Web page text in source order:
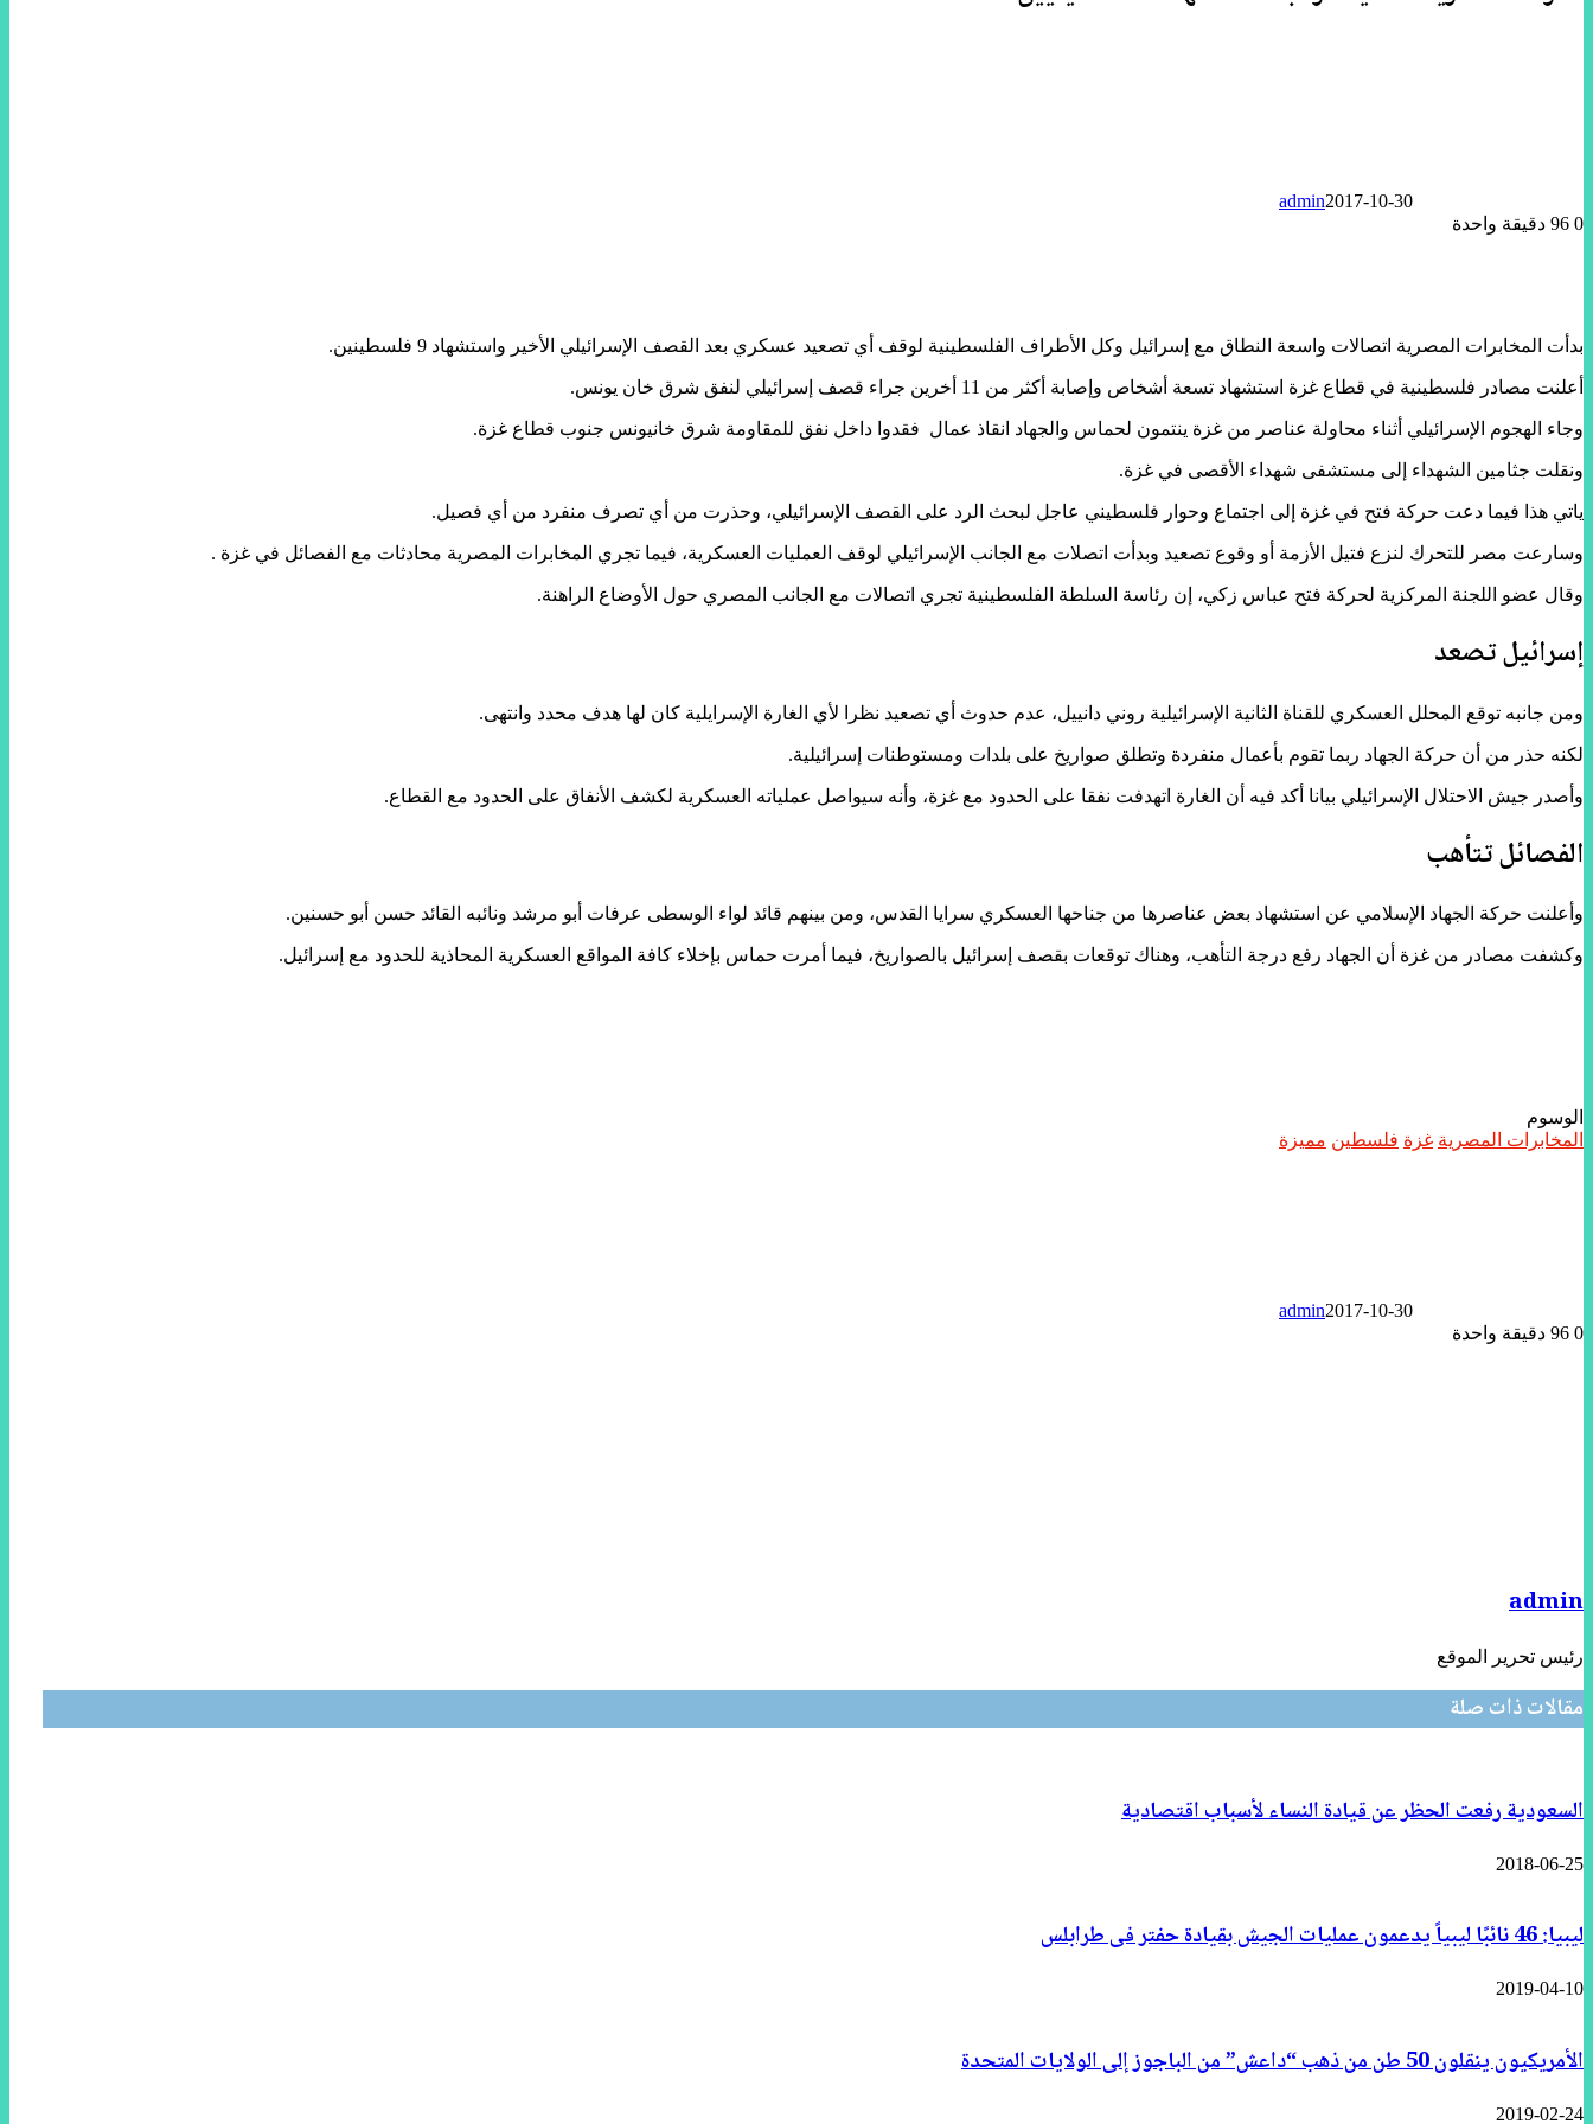
admin2017-10-30
0
دقيقة واحدة
بدأت المخابرات المصرية اتصالات واسعة النطاق مع إسرائيل وكل الأطراف الفلسطينية لوقف أي تصعيد عسكري بعد القصف الإسرائيلي الأخير واستشهاد 9 فلسطينين.
أعلنت مصادر فلسطينية في قطاع غزة استشهاد تسعة أشخاص وإصابة أكثر من 11 أخرين جراء قصف إسرائيلي لنفق شرق خان يونس.
وجاء الهجوم الإسرائيلي أثناء محاولة عناصر من غزة ينتمون لحماس والجهاد انقاذ عمال فقدوا داخل نفق للمقاومة شرق خانيونس جنوب قطاع غزة.
ونقلت جثامين الشهداء إلى مستشفى شهداء الأقصى في غزة.
ياتي هذا فيما دعت حركة فتح في غزة إلى اجتماع وحوار فلسطيني عاجل لبحث الرد على القصف الإسرائيلي، وحذرت من أي تصرف منفرد من أي فصيل.
وسارعت مصر للتحرك لنزع فتيل الأزمة أو وقوع تصعيد وبدأت اتصلات مع الجانب الإسرائيلي لوقف العمليات العسكرية، فيما تجري المخابرات المصرية محادثات مع الفصائل في غزة .
وقال عضو اللجنة المركزية لحركة فتح عباس زكي، إن رئاسة السلطة الفلسطينية تجري اتصالات مع الجانب المصري حول الأوضاع الراهنة.
إسرائيل تصعد
ومن جانبه توقع المحلل العسكري للقناة الثانية الإسرائيلية روني دانييل، عدم حدوث أي تصعيد نظرا لأي الغارة الإسرايلية كان لها هدف محدد وانتهى.
لكنه حذر من أن حركة الجهاد ربما تقوم بأعمال منفردة وتطلق صواريخ على بلدات ومستوطنات إسرائيلية.
وأصدر جيش الاحتلال الإسرائيلي بيانا أكد فيه أن الغارة اتهدفت نفقا على الحدود مع غزة، وأنه سيواصل عملياته العسكرية لكشف الأنفاق على الحدود مع القطاع.
الفصائل تتأهب
وأعلنت حركة الجهاد الإسلامي عن استشهاد بعض عناصرها من جناحها العسكري سرايا القدس، ومن بينهم قائد لواء الوسطى عرفات أبو مرشد ونائبه القائد حسن أبو حسنين.
وكشفت مصادر من غزة أن الجهاد رفع درجة التأهب، وهناك توقعات بقصف إسرائيل بالصواريخ، فيما أمرت حماس بإخلاء كافة المواقع العسكرية المحاذية للحدود مع إسرائيل.
الوسوم
المخابرات المصرية غزة فلسطين مميزة
admin2017-10-30
0
دقيقة واحدة
admin
رئيس تحرير الموقع
مقالات ذات صلة
السعودية رفعت الحظر عن قيادة النساء لأسباب اقتصادية
2018-06-25
ليبيا: 46 نائبًا ليبياً يدعمون عمليات الجيش بقيادة حفتر فى طرابلس
2019-04-10
الأمريكيون ينقلون 50 طن من ذهب “داعش” من الباجوز إلى الولايات المتحدة
2019-02-24